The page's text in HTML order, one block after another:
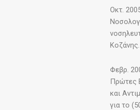
Οκτ.
Φεβρ.
Πρώτες
και
για το